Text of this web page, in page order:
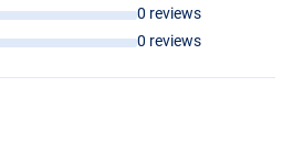
0 reviews
0 reviews